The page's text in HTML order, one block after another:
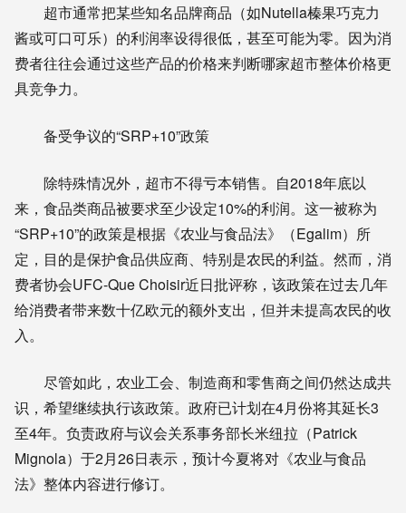
超市通常把某些知名品牌商品（如Nutella榛果巧克力
酱或可口可乐）的利润率设得很低，甚至可能为零。因为消
费者往往会通过这些产品的价格来判断哪家超市整体价格更
具竞争力。
备受争议的“SRP+10”政策
除特殊情况外，超市不得亏本销售。自2018年底以
来，食品类商品被要求至少设定10%的利润。这一被称为
“SRP+10”的政策是根据《农业与食品法》（Egalim）所
定，目的是保护食品供应商、特别是农民的利益。然而，消
费者协会UFC-Que Choisir近日批评称，该政策在过去几年
给消费者带来数十亿欧元的额外支出，但并未提高农民的收
入。
尽管如此，农业工会、制造商和零售商之间仍然达成共
识，希望继续执行该政策。政府已计划在4月份将其延长3
至4年。负责政府与议会关系事务部长米纽拉（Patrick
Mignola）于2月26日表示，预计今夏将对《农业与食品
法》整体内容进行修订。